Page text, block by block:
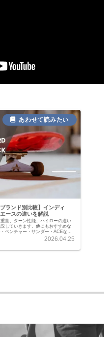
ランド別比較】インディ
ースの違いを解説
量、ターン性能、ハイローの違い
していきます。他にもおすすめな
ベンチャー・サンダー・ACEなど
キサイズとの合わせ方から取り付
2026.04.25